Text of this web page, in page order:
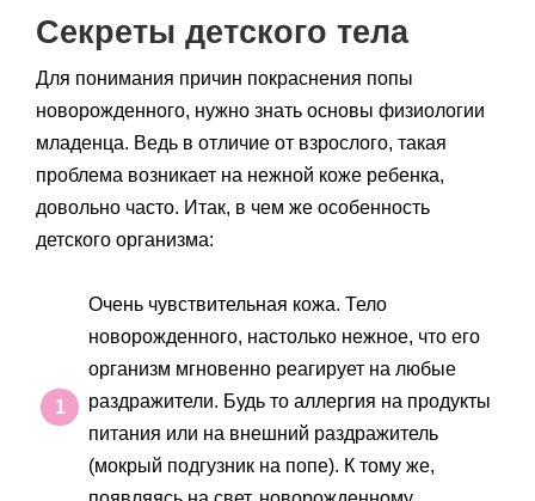
Секреты детского тела
Для понимания причин покраснения попы
новорожденного, нужно знать основы физиологии
младенца. Ведь в отличие от взрослого, такая
проблема возникает на нежной коже ребенка,
довольно часто. Итак, в чем же особенность
детского организма:
Очень чувствительная кожа. Тело
новорожденного, настолько нежное, что его
организм мгновенно реагирует на любые
раздражители. Будь то аллергия на продукты
питания или на внешний раздражитель
(мокрый подгузник на попе). К тому же,